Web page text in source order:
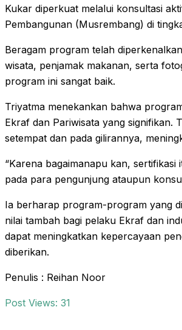
Kukar diperkuat melalui konsultasi
Pembangunan (Musrembang) di
Beragam program telah
wisata, penjamak makanan, serta
program ini sangat baik.
Triyatma menekankan bahwa
Ekraf dan Pariwisata yang signifikan.
setempat dan pada gilirannya,
“Karena bagaimanapu kan,
pada para pengunjung ataupun
Ia berharap program-program yang
nilai tambah bagi pelaku Ekraf dan
dapat meningkatkan kepercayaan
diberikan.
Penulis : Reihan Noor
Post Views: 31